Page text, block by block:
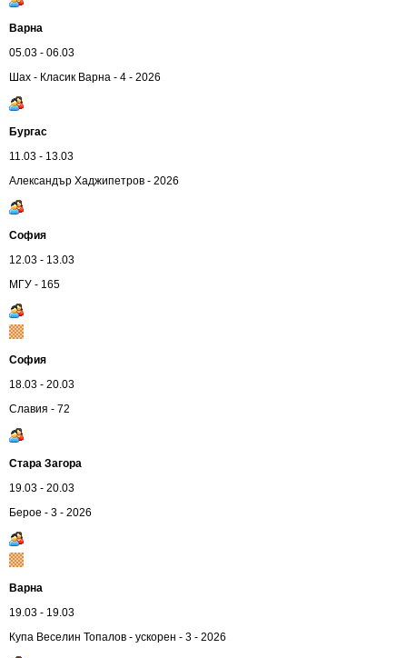
Варна
05.03 - 06.03
Шах - Класик Варна - 4 - 2026
Бургас
11.03 - 13.03
Александър Хаджипетров - 2026
София
12.03 - 13.03
МГУ - 165
София
18.03 - 20.03
Славия - 72
Стара Загора
19.03 - 20.03
Берое - 3 - 2026
Варна
19.03 - 19.03
Купа Веселин Топалов - ускорен - 3 - 2026